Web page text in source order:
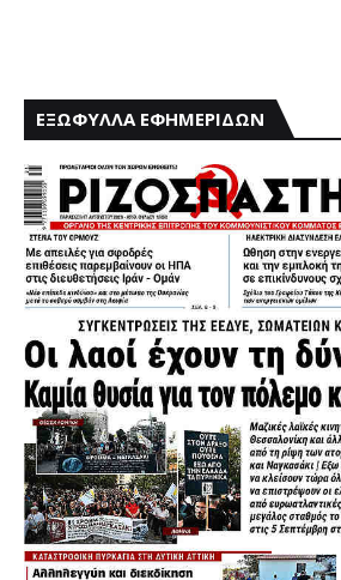
ΕΞΩΦΥΛΛΑ ΕΦΗΜΕΡΙΔΩΝ